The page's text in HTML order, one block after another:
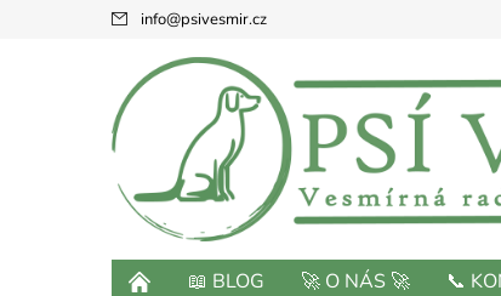
info@psivesmir.cz
📖 BLOG 🚀 O NÁS 🚀 📞